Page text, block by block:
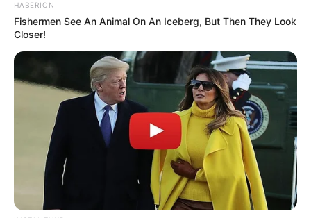
HABERION
Fishermen See An Animal On An Iceberg, But Then They Look
Closer!